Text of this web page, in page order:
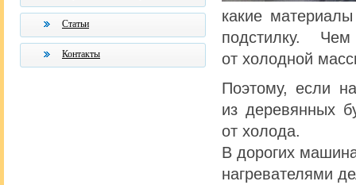
Статьи
Контакты
какие
подстилку.
от холодной
Поэтому, если
из деревянных
от холода.
В дорогих
нагревателями